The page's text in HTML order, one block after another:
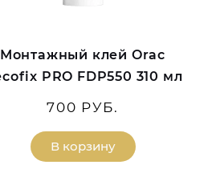
Монтажный клей Orac
PRO FDP550 310 мл
700 РУБ.
В корзину